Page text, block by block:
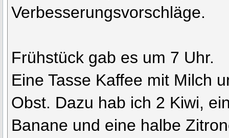
Verbesserungsvorschläge.
Frühstück gab es um 7 Uhr.
Eine Tasse Kaffee mit Milch
Obst. Dazu hab ich 2 Kiwi,
Banane und eine halbe